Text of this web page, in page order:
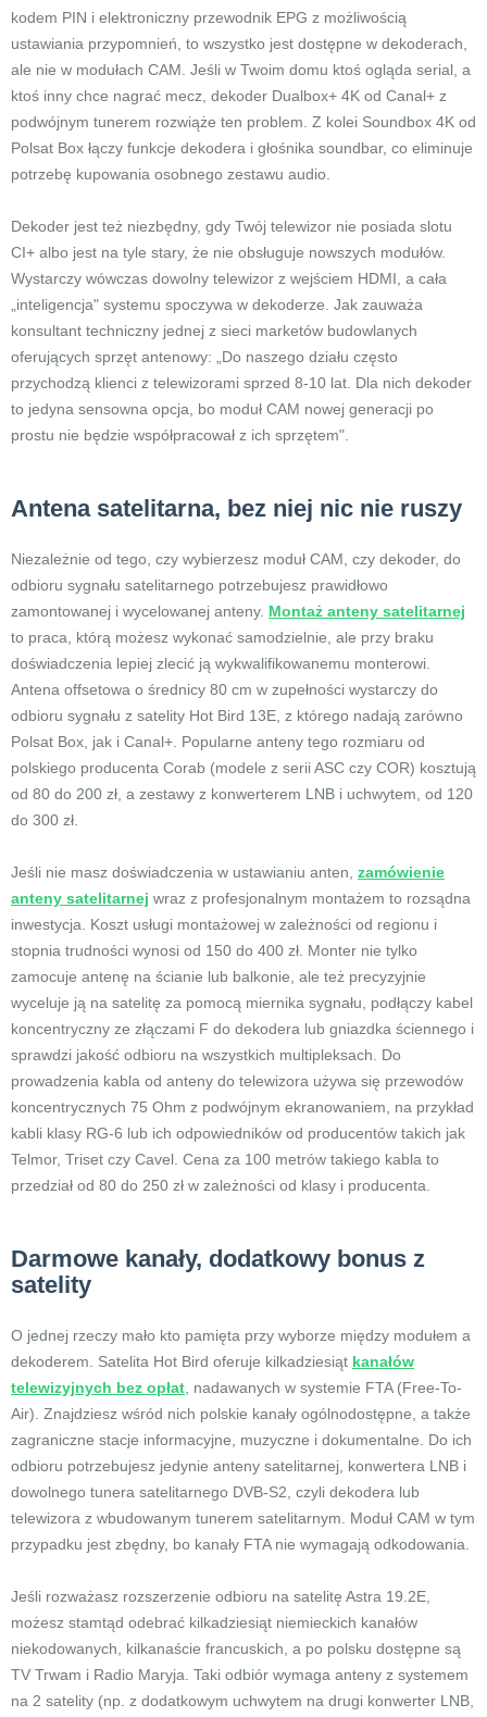
kodem PIN i elektroniczny przewodnik EPG z możliwością
ustawiania przypomnień, to wszystko jest dostępne w dekoderach,
ale nie w modułach CAM. Jeśli w Twoim domu ktoś ogląda serial, a
ktoś inny chce nagrać mecz, dekoder Dualbox+ 4K od Canal+ z
podwójnym tunerem rozwiąże ten problem. Z kolei Soundbox 4K od
Polsat Box łączy funkcje dekodera i głośnika soundbar, co eliminuje
potrzebę kupowania osobnego zestawu audio.
Dekoder jest też niezbędny, gdy Twój telewizor nie posiada slotu
CI+ albo jest na tyle stary, że nie obsługuje nowszych modułów.
Wystarczy wówczas dowolny telewizor z wejściem HDMI, a cała
„inteligencja" systemu spoczywa w dekoderze. Jak zauważa
konsultant techniczny jednej z sieci marketów budowlanych
oferujących sprzęt antenowy: „Do naszego działu często
przychodzą klienci z telewizorami sprzed 8-10 lat. Dla nich dekoder
to jedyna sensowna opcja, bo moduł CAM nowej generacji po
prostu nie będzie współpracował z ich sprzętem".
Antena satelitarna, bez niej nic nie ruszy
Niezależnie od tego, czy wybierzesz moduł CAM, czy dekoder, do
odbioru sygnału satelitarnego potrzebujesz prawidłowo
zamontowanej i wycelowanej anteny. Montaż anteny satelitarnej
to praca, którą możesz wykonać samodzielnie, ale przy braku
doświadczenia lepiej zlecić ją wykwalifikowanemu monterowi.
Antena offsetowa o średnicy 80 cm w zupełności wystarczy do
odbioru sygnału z satelity Hot Bird 13E, z którego nadają zarówno
Polsat Box, jak i Canal+. Popularne anteny tego rozmiaru od
polskiego producenta Corab (modele z serii ASC czy COR) kosztują
od 80 do 200 zł, a zestawy z konwerterem LNB i uchwytem, od 120
do 300 zł.
Jeśli nie masz doświadczenia w ustawianiu anten, zamówienie
anteny satelitarnej wraz z profesjonalnym montażem to rozsądna
inwestycja. Koszt usługi montażowej w zależności od regionu i
stopnia trudności wynosi od 150 do 400 zł. Monter nie tylko
zamocuje antenę na ścianie lub balkonie, ale też precyzyjnie
wyceluje ją na satelitę za pomocą miernika sygnału, podłączy kabel
koncentryczny ze złączami F do dekodera lub gniazdka ściennego i
sprawdzi jakość odbioru na wszystkich multipleksach. Do
prowadzenia kabla od anteny do telewizora używa się przewodów
koncentrycznych 75 Ohm z podwójnym ekranowaniem, na przykład
kabli klasy RG-6 lub ich odpowiedników od producentów takich jak
Telmor, Triset czy Cavel. Cena za 100 metrów takiego kabla to
przedział od 80 do 250 zł w zależności od klasy i producenta.
Darmowe kanały, dodatkowy bonus z
satelity
O jednej rzeczy mało kto pamięta przy wyborze między modułem a
dekoderem. Satelita Hot Bird oferuje kilkadziesiąt kanałów
telewizyjnych bez opłat , nadawanych w systemie FTA (Free-To-
Air). Znajdziesz wśród nich polskie kanały ogólnodostępne, a także
zagraniczne stacje informacyjne, muzyczne i dokumentalne. Do ich
odbioru potrzebujesz jedynie anteny satelitarnej, konwertera LNB i
dowolnego tunera satelitarnego DVB-S2, czyli dekodera lub
telewizora z wbudowanym tunerem satelitarnym. Moduł CAM w tym
przypadku jest zbędny, bo kanały FTA nie wymagają odkodowania.
Jeśli rozważasz rozszerzenie odbioru na satelitę Astra 19.2E,
możesz stamtąd odebrać kilkadziesiąt niemieckich kanałów
niekodowanych, kilkanaście francuskich, a po polsku dostępne są
TV Trwam i Radio Maryja. Taki odbiór wymaga anteny z systemem
na 2 satelity (np. z dodatkowym uchwytem na drugi konwerter LNB,